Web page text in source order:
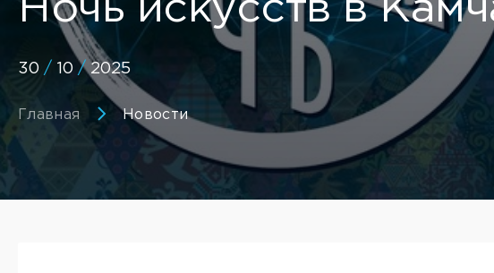
Ночь искусств в
30 / 10 / 2025
Главная Новости